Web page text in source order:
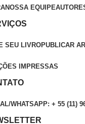
NOSSA EQUIPE
SEU LIVROPUBLICAR
IMPRESSAS
WHATSAPP: + 55 (11)